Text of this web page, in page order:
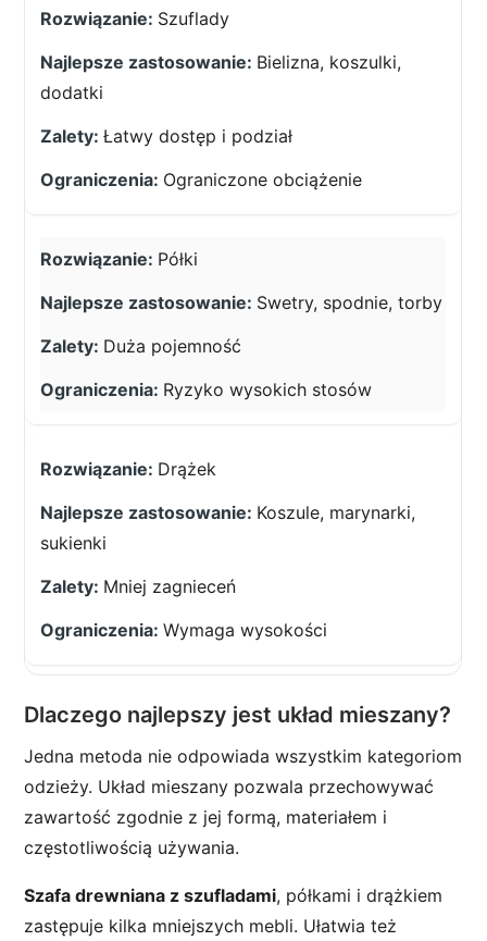
Szuflady
Bielizna, koszulki,
dodatki
Łatwy dostęp i podział
Ograniczone obciążenie
Półki
Swetry, spodnie, torby
Duża pojemność
Ryzyko wysokich stosów
Drążek
Koszule, marynarki,
sukienki
Mniej zagnieceń
Wymaga wysokości
Dlaczego najlepszy jest układ mieszany?
Jedna metoda nie odpowiada wszystkim kategoriom
odzieży. Układ mieszany pozwala przechowywać
zawartość zgodnie z jej formą, materiałem i
częstotliwością używania.
Szafa drewniana z szufladami, półkami i drążkiem
zastępuje kilka mniejszych mebli. Ułatwia też